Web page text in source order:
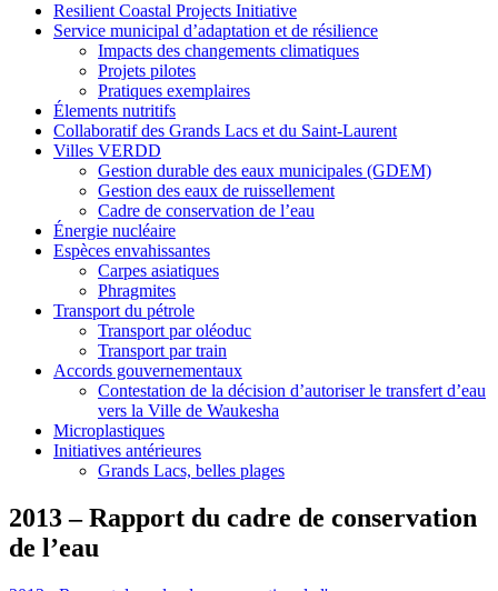
Resilient Coastal Projects Initiative
Service municipal d’adaptation et de résilience
Impacts des changements climatiques
Projets pilotes
Pratiques exemplaires
Élements nutritifs
Collaboratif des Grands Lacs et du Saint-Laurent
Villes VERDD
Gestion durable des eaux municipales (GDEM)
Gestion des eaux de ruissellement
Cadre de conservation de l’eau
Énergie nucléaire
Espèces envahissantes
Carpes asiatiques
Phragmites
Transport du pétrole
Transport par oléoduc
Transport par train
Accords gouvernementaux
Contestation de la décision d’autoriser le transfert d’eau
vers la Ville de Waukesha
Microplastiques
Initiatives antérieures
Grands Lacs, belles plages
2013 – Rapport du cadre de conservation
de l’eau